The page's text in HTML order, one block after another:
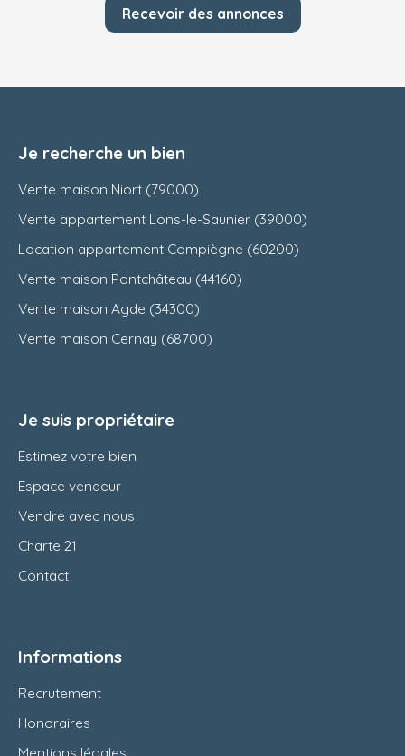
Recevoir des annonces
Je recherche un bien
Vente maison Niort (79000)
Vente appartement Lons-le-Saunier (39000)
Location appartement Compiègne (60200)
Vente maison Pontchâteau (44160)
Vente maison Agde (34300)
Vente maison Cernay (68700)
Je suis propriétaire
Estimez votre bien
Espace vendeur
Vendre avec nous
Charte 21
Contact
Informations
Recrutement
Honoraires